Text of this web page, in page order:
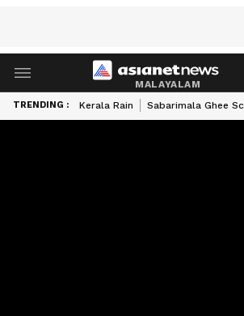
MALAYALAM
TRENDING : Kerala Rain Sabarimala Ghee